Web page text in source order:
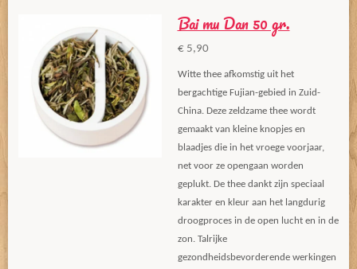
Bai mu Dan 50 gr.
€ 5,90
Witte thee afkomstig uit het
bergachtige Fujian-gebied in Zuid-
China. Deze zeldzame thee wordt
gemaakt van kleine knopjes en
blaadjes die in het vroege voorjaar,
net voor ze opengaan worden
geplukt. De thee dankt zijn speciaal
karakter en kleur aan het langdurig
droogproces in de open lucht en in de
zon. Talrijke
gezondheidsbevorderende werkingen